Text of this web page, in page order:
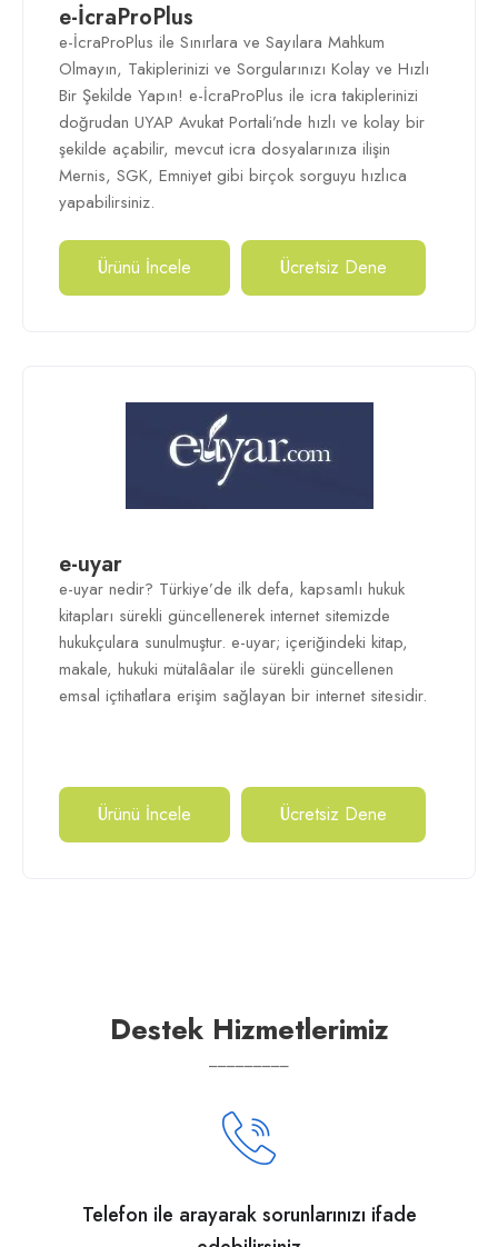
e-İcraProPlus
e-İcraProPlus ile Sınırlara ve Sayılara Mahkum
Olmayın, Takiplerinizi ve Sorgularınızı Kolay ve Hızlı
Bir Şekilde Yapın! e-İcraProPlus ile icra takiplerinizi
doğrudan UYAP Avukat Portali’nde hızlı ve kolay bir
şekilde açabilir, mevcut icra dosyalarınıza ilişin
Mernis, SGK, Emniyet gibi birçok sorguyu hızlıca
yapabilirsiniz.
Ürünü İncele Ücretsiz Dene
e-uyar
e-uyar nedir? Türkiye’de ilk defa, kapsamlı hukuk
kitapları sürekli güncellenerek internet sitemizde
hukukçulara sunulmuştur. e-uyar; içeriğindeki kitap,
makale, hukuki mütalâalar ile sürekli güncellenen
emsal içtihatlara erişim sağlayan bir internet sitesidir.
Ürünü İncele Ücretsiz Dene
Destek Hizmetlerimiz
Telefon ile arayarak sorunlarınızı ifade